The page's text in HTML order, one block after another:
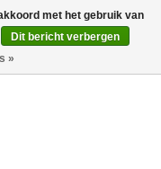
met het gebruik van
Dit bericht verbergen
»